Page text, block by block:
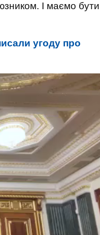
І маємо бути
угоду про